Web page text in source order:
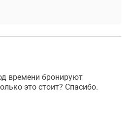
времени бронируют
это стоит? Спасибо.